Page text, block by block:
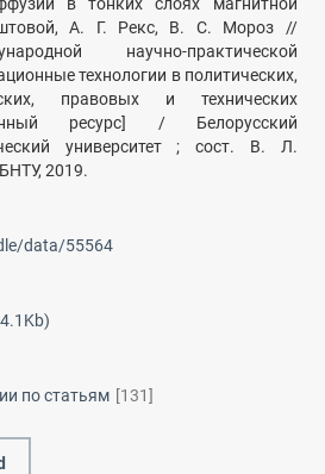
А. Г. Рекс, В. С. Мороз //
научно-практической
технологии в политических,
правовых и технических
ресурс] / Белорусский
университет ; сост. В. Л.
2019.
data/55564
по статьям [131]